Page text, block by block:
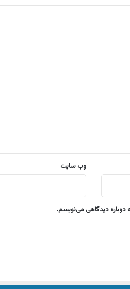
وب‌ سایت
دوباره دیدگاهی می‌نویسم.